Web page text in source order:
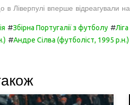
Ліверпулі вперше відреагували
#Збірна Португалії з футболу #
#Андре Сілва (футболіст, 1995 р.н.)